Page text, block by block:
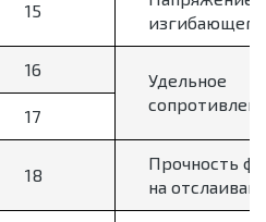
15
16
Удельное
17
18
Прочность
на